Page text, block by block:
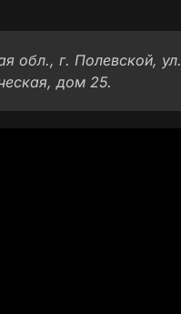
обл., г. Полевской, ул.
дом 25.